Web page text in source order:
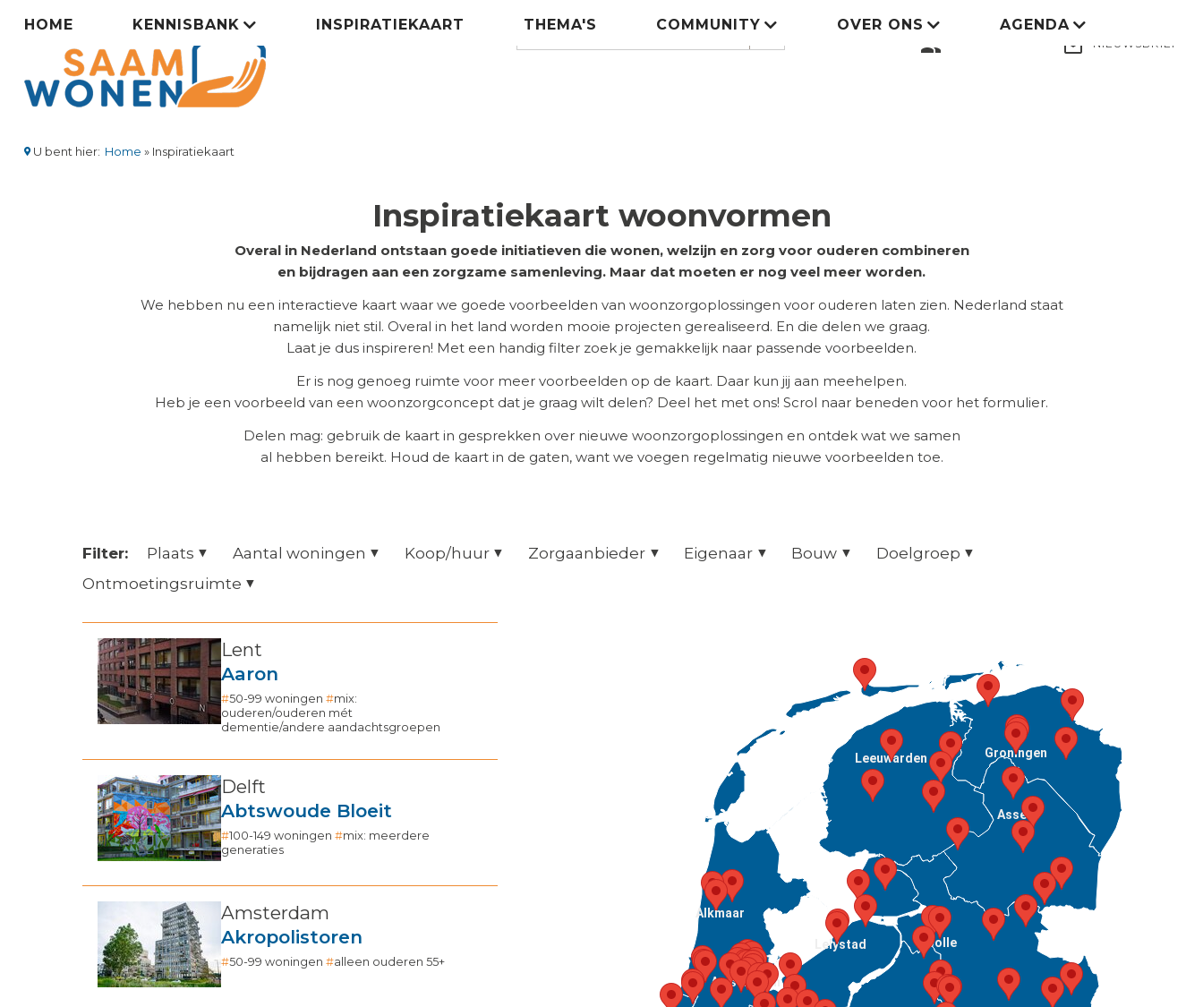
gaan
Zoeken search
group mail_outline NIEUWSBRIEF
Zorgsaamwonen
menu
HOME KENNISBANK INSPIRATIEKAART THEMA'S COMMUNITY OVER ONS AGENDA
U bent hier: Home Inspiratiekaart
Inspiratiekaart woonvormen
Overal in Nederland ontstaan goede initiatieven die wonen, welzijn en zorg voor ouderen combineren
en bijdragen aan een zorgzame samenleving. Maar dat moeten er nog veel meer worden.
We hebben nu een interactieve kaart waar we goede voorbeelden van woonzorgoplossingen voor ouderen laten zien. Nederland staat
namelijk niet stil. Overal in het land worden mooie projecten gerealiseerd. En die delen we graag.
Laat je dus inspireren! Met een handig filter zoek je gemakkelijk naar passende voorbeelden.
Er is nog genoeg ruimte voor meer voorbeelden op de kaart. Daar kun jij aan meehelpen.
Heb je een voorbeeld van een woonzorgconcept dat je graag wilt delen? Deel het met ons! Scrol naar beneden voor het formulier.
Delen mag: gebruik de kaart in gesprekken over nieuwe woonzorgoplossingen en ontdek wat we samen
al hebben bereikt. Houd de kaart in de gaten, want we voegen regelmatig nieuwe voorbeelden toe.